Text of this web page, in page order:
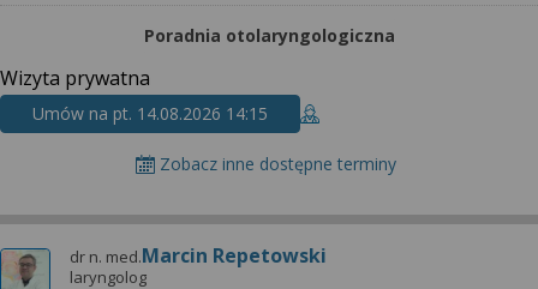
Poradnia otolaryngologiczna
Wizyta prywatna
Umów na pt. 14.08.2026 14:15
Zobacz inne dostępne terminy
dr n. med.Marcin Repetowski
laryngolog